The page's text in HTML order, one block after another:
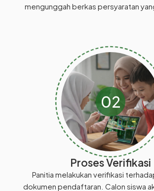
mengunggah berkas persyaratan
02
Proses Verifikasi
Panitia melakukan verifikasi
dokumen pendaftaran. Calon siswa